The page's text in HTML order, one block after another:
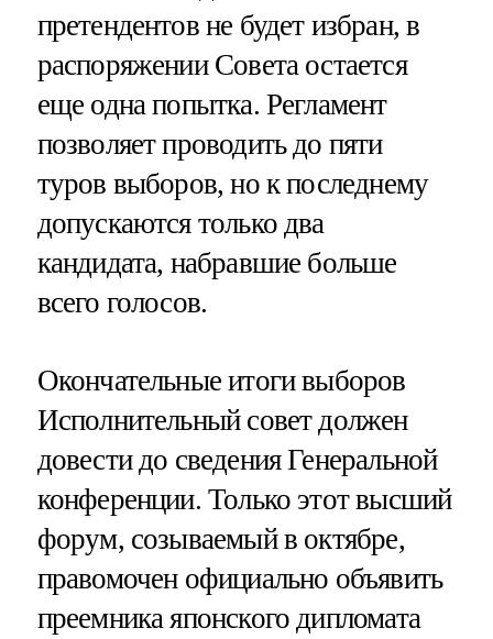
претендентов не будет избран, в
распоряжении Совета остается
еще одна попытка. Регламент
позволяет проводить до пяти
туров выборов, но к последнему
допускаются только два
кандидата, набравшие больше
всего голосов.
Окончательные итоги выборов
Исполнительный совет должен
довести до сведения Генеральной
конференции. Только этот высший
форум, созываемый в октябре,
правомочен официально объявить
преемника японского дипломата